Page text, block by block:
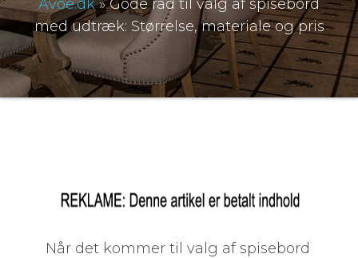
Avoe.dk»Gode råd til valg af spisebord
med udtræk: Størrelse, materiale og pris
Når det kommer til valg af spisebord